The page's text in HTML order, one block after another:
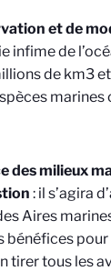
et de
infime de
de km3
milieux
: il s’agira
Aires
tirer tous les